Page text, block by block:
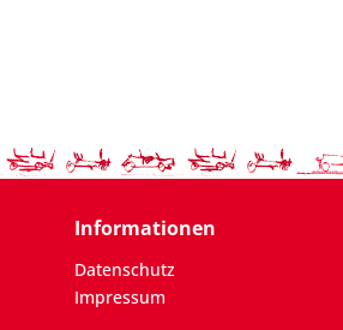
Informationen
Datenschutz
Impressum